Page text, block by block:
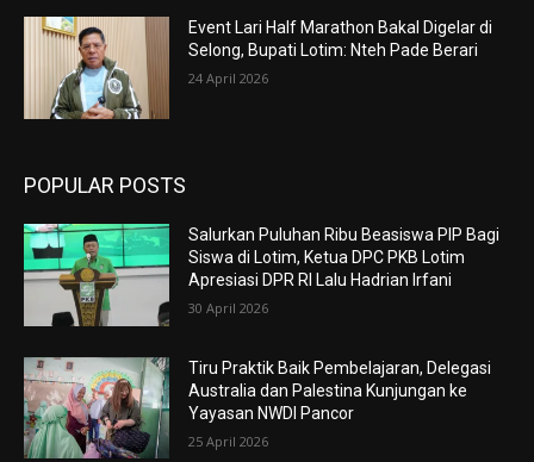
Event Lari Half Marathon Bakal Digelar di
Selong, Bupati Lotim: Nteh Pade Berari
24 April 2026
POPULAR POSTS
Salurkan Puluhan Ribu Beasiswa PIP Bagi
Siswa di Lotim, Ketua DPC PKB Lotim
Apresiasi DPR RI Lalu Hadrian Irfani
30 April 2026
Tiru Praktik Baik Pembelajaran, Delegasi
Australia dan Palestina Kunjungan ke
Yayasan NWDI Pancor
25 April 2026